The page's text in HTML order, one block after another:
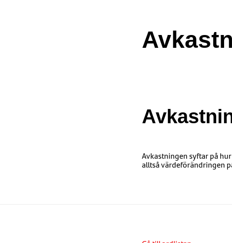
Avkastningen syftar på
alltså värdeförändringen